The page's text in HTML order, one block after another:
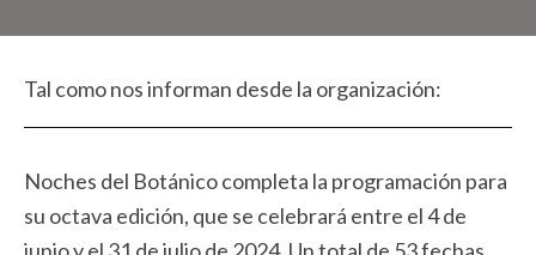
Tal como nos informan desde la organización:
Noches del Botánico completa la programación para
su octava edición, que se celebrará entre el 4 de